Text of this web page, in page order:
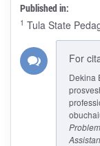
Published in:
1 Tula State
For
Dekina